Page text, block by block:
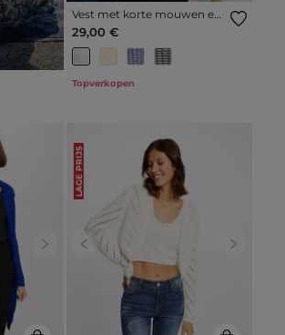
Vest met korte mouwen en
print hemelsblauw vrouw
29,00 €
Topverkopen
Next
LAGE PRIJS
Previous Next